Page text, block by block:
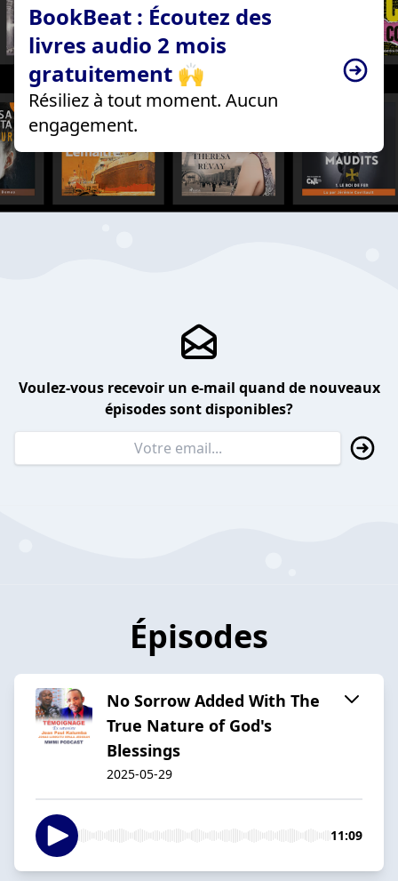
BookBeat : Écoutez des
livres audio 2 mois
gratuitement 🙌
Résiliez à tout moment. Aucun
engagement.
Voulez-vous recevoir un e-mail quand de nouveaux
épisodes sont disponibles?
Épisodes
No Sorrow Added With The
True Nature of God's
Blessings
2025-05-29
11:09